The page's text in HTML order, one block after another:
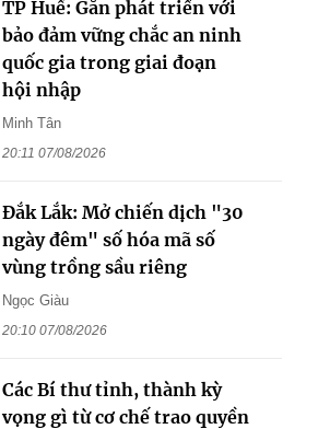
TP Huế: Gắn phát triển với
bảo đảm vững chắc an ninh
quốc gia trong giai đoạn
hội nhập
Minh Tân
20:11 07/08/2026
Đắk Lắk: Mở chiến dịch "30
ngày đêm" số hóa mã số
vùng trồng sầu riêng
Ngọc Giàu
20:10 07/08/2026
Các Bí thư tỉnh, thành kỳ
vọng gì từ cơ chế trao quyền